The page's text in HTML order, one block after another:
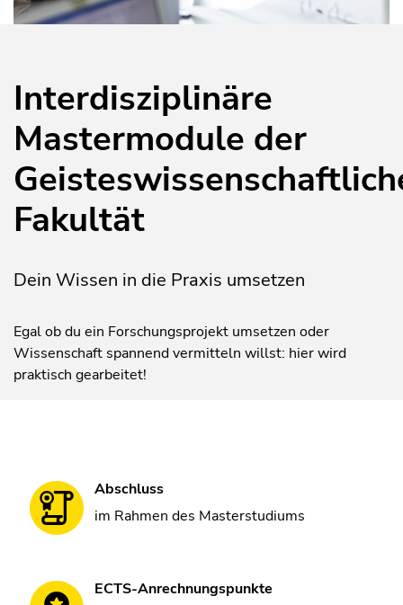
Interdisziplinäre
Mastermodule der
Fakultät
Dein Wissen in die Praxis umsetzen
Egal ob du ein Forschungsprojekt umsetzen oder
Wissenschaft spannend vermitteln willst: hier wird
praktisch gearbeitet!
Abschluss
im Rahmen des Masterstudiums
ECTS-Anrechnungspunkte